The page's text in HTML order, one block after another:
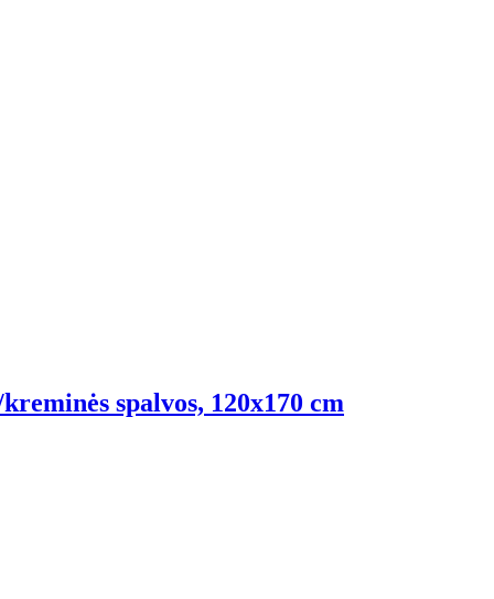
spalvos, 120x170 cm